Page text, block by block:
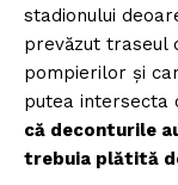
stadionului
prevăzut traseul
pompierilor și
putea intersecta
că deconturile
trebuia plătită